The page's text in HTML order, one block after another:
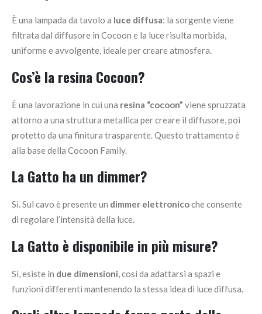
È una lampada da tavolo a luce diffusa: la sorgente viene
filtrata dal diffusore in Cocoon e la luce risulta morbida,
uniforme e avvolgente, ideale per creare atmosfera.
Cos’è la resina Cocoon?
È una lavorazione in cui una resina “cocoon” viene spruzzata
attorno a una struttura metallica per creare il diffusore, poi
protetto da una finitura trasparente. Questo trattamento è
alla base della Cocoon Family.
La Gatto ha un dimmer?
Sì. Sul cavo è presente un dimmer elettronicoche consente
di regolare l’intensità della luce.
La Gatto è disponibile in più misure?
Sì, esiste in due dimensioni, così da adattarsi a spazi e
funzioni differenti mantenendo la stessa idea di luce diffusa.